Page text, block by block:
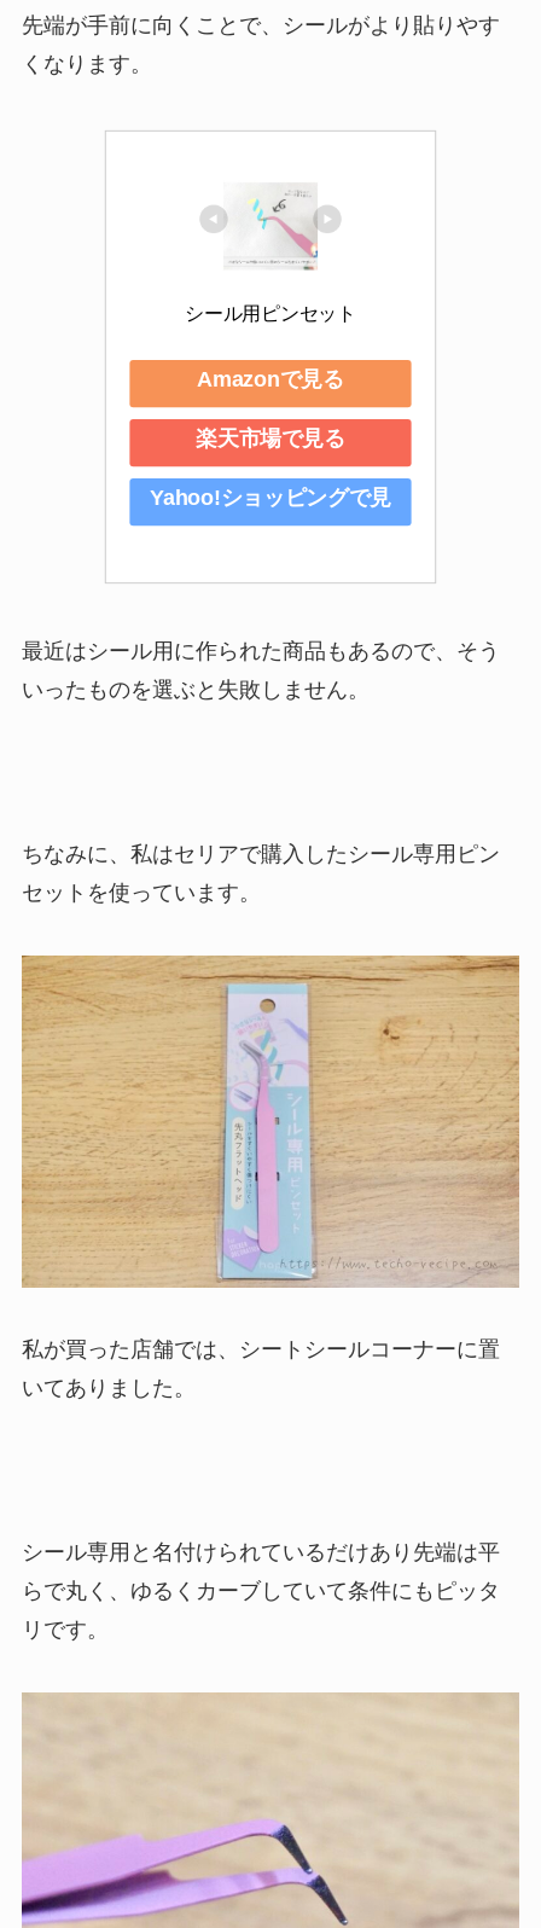
先端が手前に向くことで、シールがより貼りやす
くなります。
シール用ピンセット
Amazonで見る
楽天市場で見る
Yahoo!ショッピングで見
最近はシール用に作られた商品もあるので、そう
いったものを選ぶと失敗しません。
ちなみに、私はセリアで購入したシール専用ピン
セットを使っています。
私が買った店舗では、シートシールコーナーに置
いてありました。
シール専用と名付けられているだけあり先端は平
らで丸く、ゆるくカーブしていて条件にもピッタ
リです。